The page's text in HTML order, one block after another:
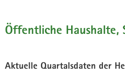
Öffentliche Haushalte,
Aktuelle Quartalsdaten der